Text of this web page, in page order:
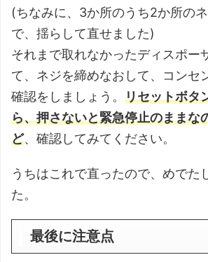
(ちなみに、3か所のうち2か所の
で、揺らして直せました)
それまで取れなかったディスポー
て、ネジを締めなおして、コンセ
確認をしましょう。 リセットボタ
ら、押さないと緊急停止のままな
ど、確認してみてください。
うちはこれで直ったので、めでた
た。
最後に注意点